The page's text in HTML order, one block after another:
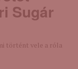
Sugár
történt vele a róla